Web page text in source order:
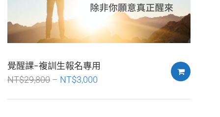
覺醒課-複訓生報名專用
NT$29,800 NT$3,000